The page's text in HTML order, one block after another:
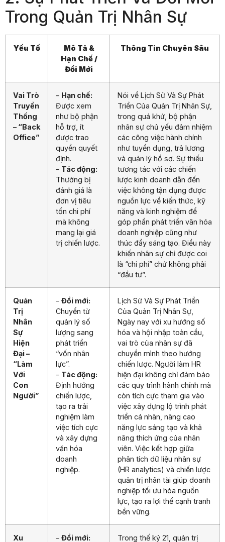
Trong Quản Trị Nhân Sự
Yếu Tố
Mô Tả &
Hạn Chế /
Đổi Mới
Thông Tin Chuyên Sâu
Vai Trò
Truyền
Thống
– “Back
Office”
– Hạn chế:
Được xem
như bộ phận
hỗ trợ, ít
được trao
quyền quyết
định.
– Tác động:
Thường bị
đánh giá là
đơn vị tiêu
tốn chi phí
mà không
mang lại giá
trị chiến lược.
Nói về Lịch Sử Và Sự Phát
Triển Của Quản Trị Nhân Sự,
trong quá khứ, bộ phận
nhân sự chủ yếu đảm nhiệm
các công việc hành chính
như tuyển dụng, trả lương
và quản lý hồ sơ. Sự thiếu
tương tác với các chiến
lược kinh doanh dẫn đến
việc không tận dụng được
nguồn lực về kiến thức, kỹ
năng và kinh nghiệm để
góp phần phát triển văn hóa
doanh nghiệp cũng như
thúc đẩy sáng tạo. Điều này
khiến nhân sự chỉ được coi
là “chi phí” chứ không phải
“đầu tư”.
Quản
Trị
Nhân
Sự
Hiện
Đại –
“Làm
Với
Con
Người”
– Đổi mới:
Chuyển từ
quản lý số
lượng sang
phát triển
“vốn nhân
lực”.
– Tác động:
Định hướng
chiến lược,
tạo ra trải
nghiệm làm
việc tích cực
và xây dựng
văn hóa
doanh
nghiệp.
Lịch Sử Và Sự Phát Triển
Của Quản Trị Nhân Sự,
Ngày nay với xu hướng số
hóa và hội nhập toàn cầu,
vai trò của nhân sự đã
chuyển mình theo hướng
chiến lược. Người làm HR
hiện đại không chỉ đảm bảo
các quy trình hành chính mà
còn tích cực tham gia vào
việc xây dựng lộ trình phát
triển cá nhân, nâng cao
năng lực sáng tạo và khả
năng thích ứng của nhân
viên. Việc kết hợp giữa
phân tích dữ liệu nhân sự
(HR analytics) và chiến lược
quản trị nhân tài giúp doanh
nghiệp tối ưu hóa nguồn
lực, tạo ra lợi thế cạnh tranh
bền vững.
Xu
– Đổi mới:
Trong thế kỷ 21, quản trị